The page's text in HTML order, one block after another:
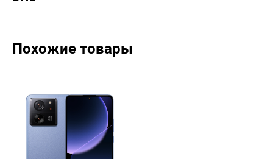
Похожие товары